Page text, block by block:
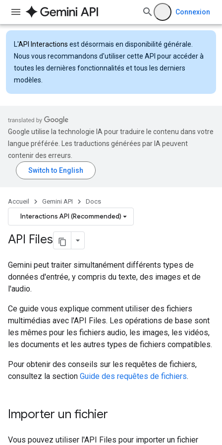
Connexion
L'API Interactions est désormais en disponibilité générale.
Nous vous recommandons d'utiliser cette API pour accéder à
toutes les dernières fonctionnalités et tous les derniers
modèles.
Google utilise la technologie IA pour traduire le contenu dans votre
langue préférée. Les traductions générées par IA peuvent
contenir des erreurs.
Accueil Gemini API Docs
Interactions API (Recommended)
API Files
Gemini peut traiter simultanément différents types de
données d'entrée, y compris du texte, des images et de
l'audio.
Ce guide vous explique comment utiliser des fichiers
multimédias avec l'API Files. Les opérations de base sont
les mêmes pour les fichiers audio, les images, les vidéos,
les documents et les autres types de fichiers compatibles.
Pour obtenir des conseils sur les requêtes de fichiers,
consultez la section Guide des requêtes de fichiers.
Importer un fichier
Vous pouvez utiliser l'API Files pour importer un fichier